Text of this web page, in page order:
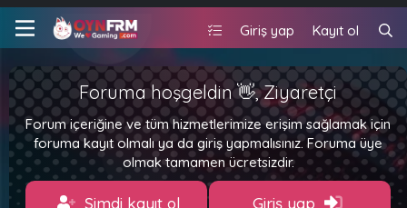
Giriş yap Kayıt ol
Foruma hoşgeldin 👋, Ziyaretçi
Forum içeriğine ve tüm hizmetlerimize erişim sağlamak için
foruma kayıt olmalı ya da giriş yapmalısınız. Foruma üye
olmak tamamen ücretsizdir.
Şimdi kayıt ol Giriş yap